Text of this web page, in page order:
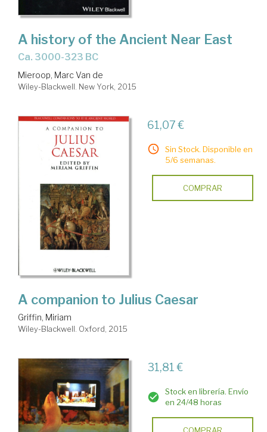
A history of the Ancient Near East
ca. 3000-323 BC
Mieroop, Marc Van de
Wiley-Blackwell. New York, 2015
61,07 €
Sin Stock. Disponible en
5/6 semanas.
COMPRAR
A companion to Julius Caesar
Griffin, Miriam
Wiley-Blackwell. Oxford, 2015
31,81 €
Stock en librería. Envío
en 24/48 horas